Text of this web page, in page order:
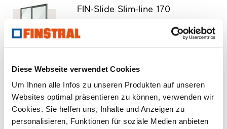
Diese Webseite verwendet Cookies
Um Ihnen alle Infos zu unseren Produkten auf unseren
Websites optimal präsentieren zu können, verwenden wir
Cookies. Sie helfen uns, Inhalte und Anzeigen zu
personalisieren, Funktionen für soziale Medien anbieten
FIN-Slide Slim-line 170
Produktdatenblatt downloaden
Produktmuster anfragen
CAD-Daten anfragen
FIN-Project Classic-line 78/88